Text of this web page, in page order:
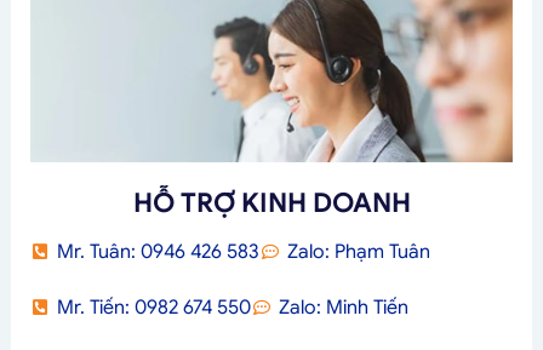
HỖ TRỢ KINH DOANH
Mr. Tuân: 0946 426 583 Zalo: Phạm Tuân
Mr. Tiến: 0982 674 550 Zalo: Minh Tiến